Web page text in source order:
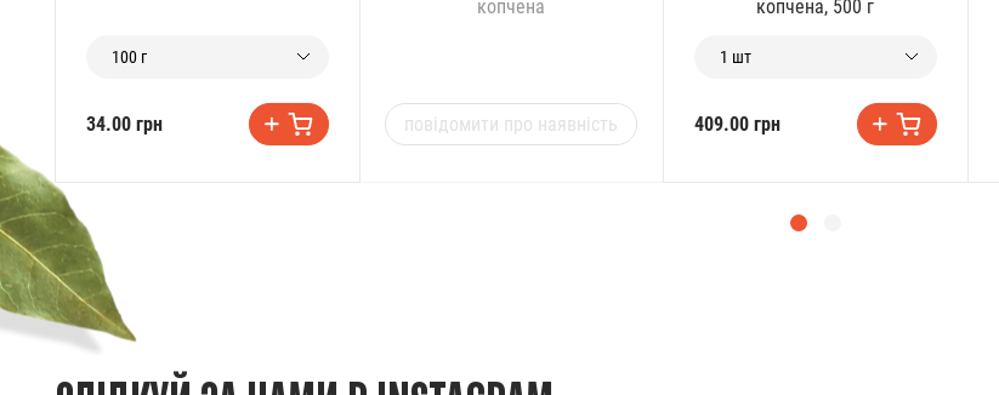
100 г
34.00 грн
копчена
повідомити про наявність
копчена, 500 г
1 шт
409.00 грн